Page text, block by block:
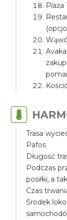
Plaża
Trasa
Pafos
Długość
Podczas
posiłki, a
Czas
Środek